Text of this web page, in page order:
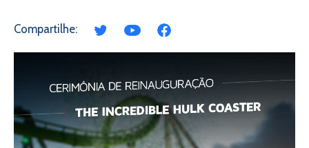
Compartilhe: